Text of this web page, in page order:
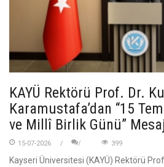
KAYÜ Rektörü Prof. Dr.
Karamustafa’dan “15
ve Millî Birlik Günü”
15-07-2026 399
Kayseri Üniversitesi (KAYÜ) Rektörü